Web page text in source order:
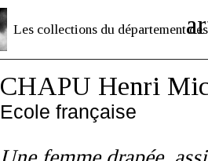
Les collections du département des
CHAPU Henri
Ecole française